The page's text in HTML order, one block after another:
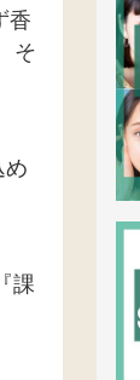
香
そ
め
課